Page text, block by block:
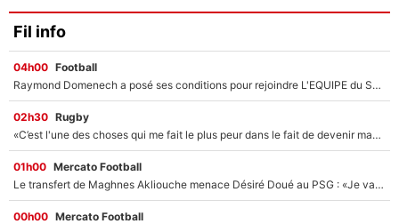
Fil info
04h00 Football
Raymond Domenech a posé ses conditions pour rejoindre L'EQUIPE du Soir : Il refuse de faire l'émission avec un autre chroniqueur !
02h30 Rugby
«C’est l'une des choses qui me fait le plus peur dans le fait de devenir maman» : En couple avec Antoine Dupont, Iris Mittenaere s'inquiète déjà pour ses futurs enfants !
01h00 Mercato Football
Le transfert de Maghnes Akliouche menace Désiré Doué au PSG : «Je valide à 200%»
00h00 Mercato Football